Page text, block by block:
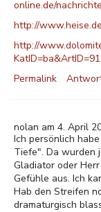
online.de/
http://
http://
Permalink
nolan am 4. April
Ich persönlich
Tiefe". Da wurden
Gladiator oder
Gefühle aus. Ich
Hab den Streifen
dramaturgisch